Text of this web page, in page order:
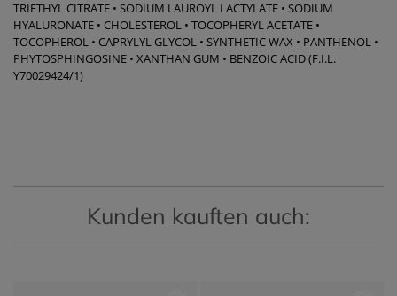
TRIETHYL CITRATE • SODIUM LAUROYL LACTYLATE • SODIUM
HYALURONATE • CHOLESTEROL • TOCOPHERYL ACETATE •
TOCOPHEROL • CAPRYLYL GLYCOL • SYNTHETIC WAX • PANTHENOL •
PHYTOSPHINGOSINE • XANTHAN GUM • BENZOIC ACID (F.I.L.
Y70029424/1)
Kunden kauften auch: